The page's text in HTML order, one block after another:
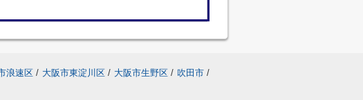
浪速区 / 大阪市東淀川区 / 大阪市生野区 / 吹田市 /